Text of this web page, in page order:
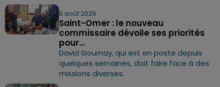
5 août 2026
Saint-Omer : le nouveau
commissaire dévoile ses priorités
pour...
David Gournay, qui est en poste depuis
quelques semaines, doit faire face à des
missions diverses.